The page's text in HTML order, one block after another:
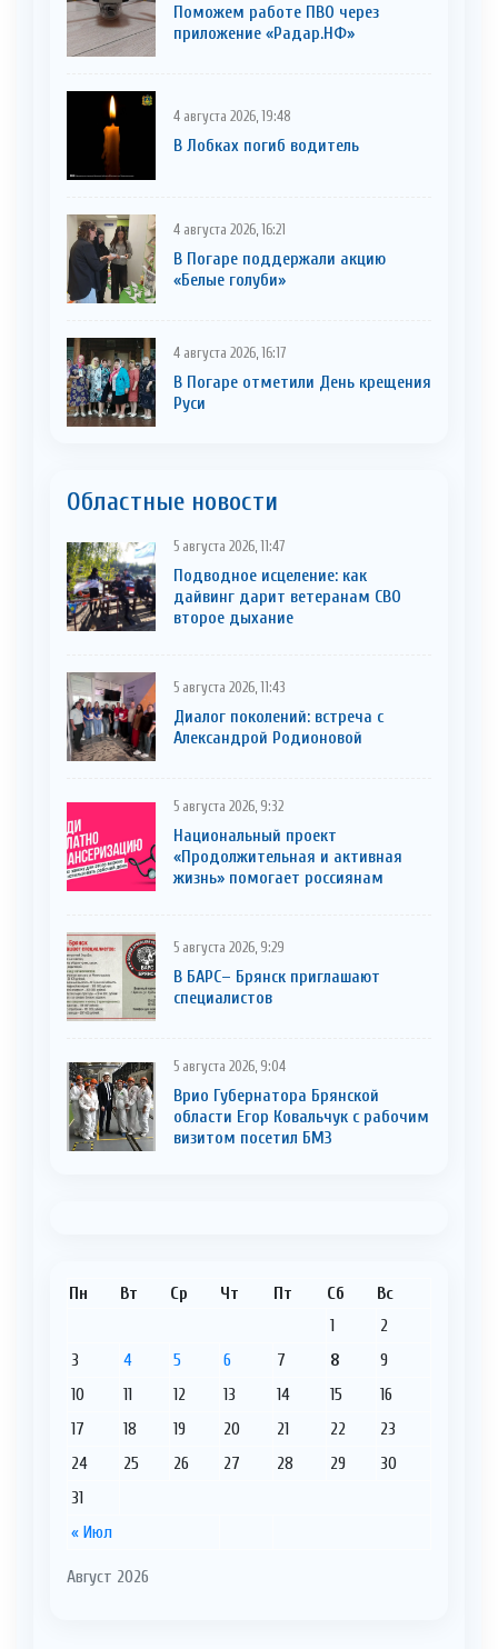
Поможем работе ПВО через
приложение «Радар.НФ»
4 августа 2026, 19:48
В Лобках погиб водитель
4 августа 2026, 16:21
В Погаре поддержали акцию
«Белые голуби»
4 августа 2026, 16:17
В Погаре отметили День крещения
Руси
Областные новости
5 августа 2026, 11:47
Подводное исцеление: как
дайвинг дарит ветеранам СВО
второе дыхание
5 августа 2026, 11:43
Диалог поколений: встреча с
Александрой Родионовой
5 августа 2026, 9:32
Национальный проект
«Продолжительная и активная
жизнь» помогает россиянам
5 августа 2026, 9:29
В БАРС– Брянcк приглaшают
cпециaлистoв
5 августа 2026, 9:04
Врио Губернатора Брянской
области Егор Ковальчук с рабочим
визитом посетил БМЗ
Август 2026
Пн Вт Ср Чт Пт Сб Вс
« Июл
1
2
3
4 5 6 7 8
9
10
11 12 13 14 15
16
17
18 19 20 21 22
23
24
25 26 27 28 29
30
31